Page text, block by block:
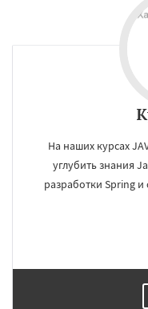
На наших курсах
углубить знания
разработки Spring